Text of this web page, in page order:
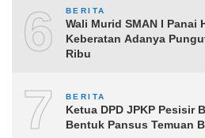
6 BERITA
Wali Murid SMAN I Panai
Keberatan Adanya
Ribu
7 BERITA
Ketua DPD JPKP Pesisir
Bentuk Pansus Temuan